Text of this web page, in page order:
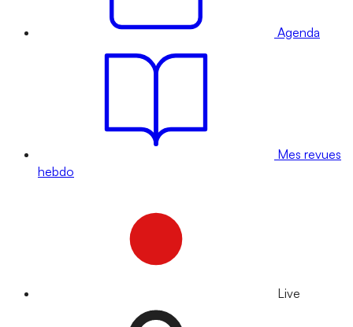
Agenda
Mes revues
hebdo
Live